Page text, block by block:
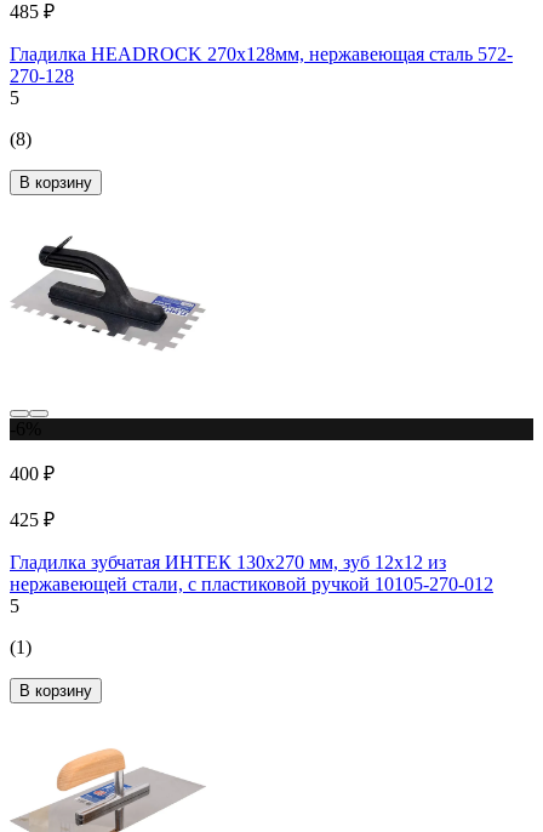
485 ₽
Гладилка HEADROCK 270x128мм, нержавеющая сталь 572-
270-128
5
(8)
В корзину
400 ₽
425 ₽
Гладилка зубчатая ИНТЕК 130х270 мм, зуб 12x12 из
нержавеющей стали, с пластиковой ручкой 10105-270-012
5
(1)
В корзину